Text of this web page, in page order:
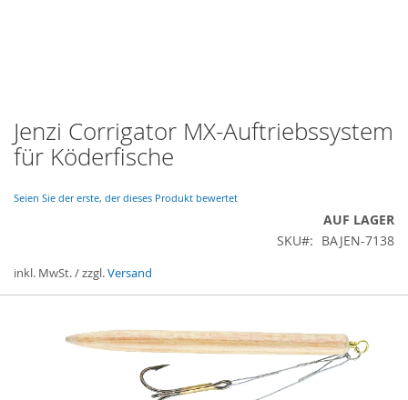
Zum
Anfang
der
springen
Jenzi Corrigator MX-Auftriebssystem
für Köderfische
Seien Sie der erste, der dieses Produkt bewertet
AUF LAGER
SKU
BAJEN-7138
inkl. MwSt. / zzgl.Versand